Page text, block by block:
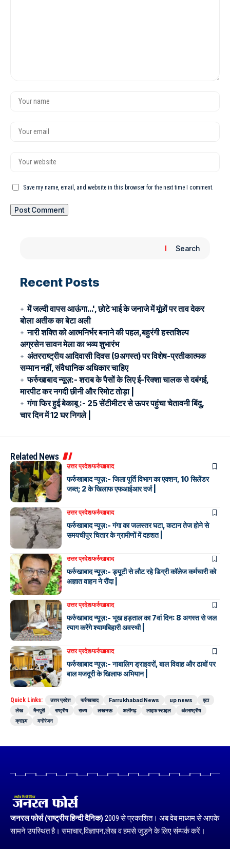
Save my name, email, and website in this browser for the next time I comment.
Search
Recent Posts
में जल्दी वापस आऊंगा…', छोटे भाई के जनाजे में मूंछों पर ताव देकर
बोला अतीक का बेटा अली
नारी शक्ति को आत्मनिर्भर बनाने की पहल,बहुरंगी हस्तशिल्प
अग्रसेन सावन मेला का भव्य शुभारंभ
अंतरराष्ट्रीय आदिवासी दिवस (9अगस्त) पर विशेष-प्रतीकात्मक
सम्मान नहीं, संवैधानिक अधिकार चाहिए
फर्रुखाबाद न्यूज़:- शराब के पैसों के लिए ई-रिक्शा चालक से दबंगई,
मारपीट कर नगदी छीनी और रिमोट तोड़ा |
गंगा फिर हुई बेकाबू :- 25 सेंटीमीटर से ऊपर पहुंचा चेतावनी बिंदु,
चार दिन में 12 घर निगले |
Related News
उत्तर प्रदेशफर्रुखाबाद
फर्रुखाबाद न्यूज़:- जिला पूर्ति विभाग का एक्शन, 10 सिलेंडर
जब्त; 2 के खिलाफ एफआईआर दर्ज |
उत्तर प्रदेशफर्रुखाबाद
फर्रुखाबाद न्यूज़:- गंगा का जलस्तर घटा, कटान तेज होने से
समयचीपुर चितार के ग्रामीणों में दहशत |
उत्तर प्रदेशफर्रुखाबाद
फर्रुखाबाद न्यूज़:- ड्यूटी से लौट रहे डिग्री कॉलेज कर्मचारी को
अज्ञात वाहन ने रौंदा |
उत्तर प्रदेशफर्रुखाबाद
फर्रुखाबाद न्यूज़:- भूख हड़ताल का 7वां दिन: 8 अगस्त से जल
त्याग करेंगे श्यामबिहारी अवस्थी |
उत्तर प्रदेशफर्रुखाबाद
फर्रुखाबाद न्यूज़:- नाबालिग ड्राइवरों, बाल विवाह और ढाबों पर
बाल मजदूरी के खिलाफ अभियान |
Quick Links: उत्तर प्रदेश फर्रुखाबाद Farrukhabad News up news
एटा
लेख
मैनपुरी राष्ट्रीय राज्य लखनऊ अलीगढ़ लाइफ स्टाइल
अंतराष्ट्रीय
क्राइम
मनोरंजन
जनरल फोर्स (राष्ट्रीय हिन्दी दैनिक) 2009 से प्रकाशित। अब वेब माध्यम से आपके
सामने उपस्थित है। समाचार,विज्ञापन,लेख व हमसे जुड़ने के लिए संम्पर्क करें।